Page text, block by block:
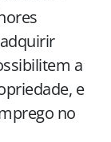
a
e
no